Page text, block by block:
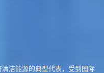
洁能源的典型代表，受到国际